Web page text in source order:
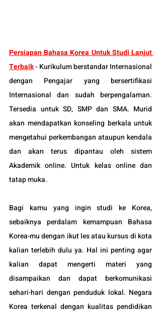
Persiapan Bahasa Korea Untuk Studi Lanjut
Terbaik - Kurikulum berstandar Internasional
dengan Pengajar yang bersertifikasi
Internasional dan sudah berpengalaman.
Tersedia untuk SD, SMP dan SMA. Murid
akan mendapatkan konseling berkala untuk
mengetahui perkembangan ataupun kendala
dan akan terus dipantau oleh sistem
Akademik online. Untuk kelas online dan
tatap muka.
Bagi kamu yang ingin studi ke Korea,
sebaiknya perdalam kemampuan Bahasa
Korea-mu dengan ikut les atau kursus di kota
kalian terlebih dulu ya. Hal ini penting agar
kalian dapat mengerti materi yang
disampaikan dan dapat berkomunikasi
Korea terkenal dengan kualitas pendidikan